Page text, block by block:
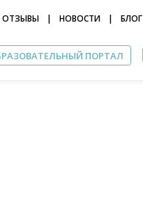
ОТЗЫВЫ | НОВОСТИ | БЛОГ
ПОРТАЛ